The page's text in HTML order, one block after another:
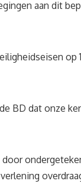
aan dit
op
BD dat onze